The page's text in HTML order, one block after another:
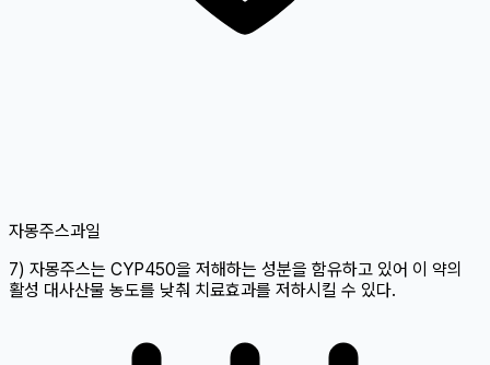
자몽주스과일
7) 자몽주스는 CYP450을 저해하는 성분을 함유하고 있어 이 약의
활성 대사산물 농도를 낮춰 치료효과를 저하시킬 수 있다.